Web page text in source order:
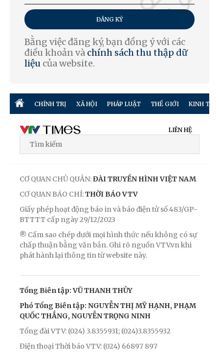
ĐĂNG KÝ
Bằng việc đăng ký, bạn đồng ý với các
điều khoản và chính sách thu thập dữ
liệu của website.
CHÍNH TRỊ XÃ HỘI PHÁP LUẬT THẾ GIỚI KINH TẾ
LIÊN HỆ
CƠ QUAN CHỦ QUẢN:ĐÀI TRUYỀN HÌNH VIỆT NAM
CƠ QUAN BÁO CHÍ:THỜI BÁO VTV
Giấy phép hoạt động báo in và báo điện tử số 483/GP-
BTTTT cấp ngày 29/12/2023
® Cấm sao chép dưới mọi hình thức nếu không có sự
chấp thuận bằng văn bản. Ghi rõ nguồn VTV.vn khi
phát hành lại thông tin từ website này.
Tổng Biên tập: VŨ THANH THỦY
Phó Tổng Biên tập: NGUYỄN THỊ MỸ HẠNH, PHẠM
QUỐC THẮNG, NGUYỄN TRỌNG NINH
Tổng đài VTV: (024) 3.8355931; (024)3.8355932
Điện thoại Thời báo VTV: (024) 66897 897